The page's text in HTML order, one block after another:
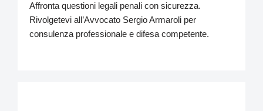
Affronta questioni legali penali con sicurezza.
Rivolgetevi all’Avvocato Sergio Armaroli per
consulenza professionale e difesa competente.